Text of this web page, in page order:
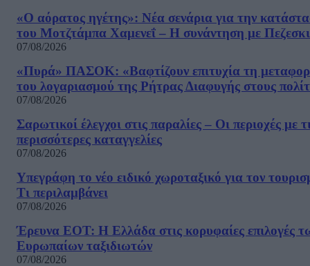
«Ο αόρατος ηγέτης»: Νέα σενάρια για την
του Μοτζτάμπα Χαμενεΐ – Η συνάντηση με
07/08/2026
«Πυρά» ΠΑΣΟΚ: «Βαφτίζουν επιτυχία τη
του λογαριασμού της Ρήτρας Διαφυγής στους
07/08/2026
Σαρωτικοί έλεγχοι στις παραλίες – Οι περιοχές με
περισσότερες καταγγελίες
07/08/2026
Υπεγράφη το νέο ειδικό χωροταξικό για τον
Τι περιλαμβάνει
07/08/2026
Έρευνα ΕΟΤ: Η Ελλάδα στις κορυφαίες επιλογές
Ευρωπαίων ταξιδιωτών
07/08/2026